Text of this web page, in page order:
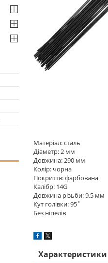
Матеріал: сталь
Діаметр: 2 мм
Довжина: 290 мм
Колір: чорна
Покриття: фарбована
Калібр: 14G
Довжина різьби: 9,5 мм
Кут голівки: 95˚
Без ніпелів
Характеристики